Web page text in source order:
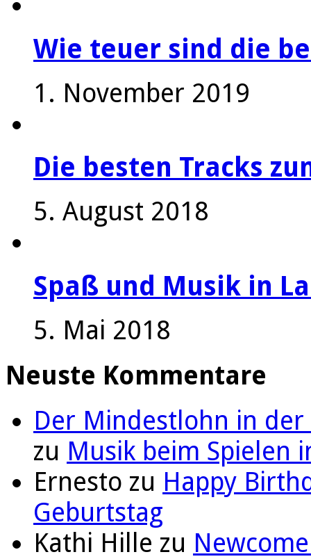
Wie teuer sind die
1. November 2019
Die besten Tracks
5. August 2018
Spaß und Musik in
5. Mai 2018
Neuste Kommentare
Der Mindestlohn in der
zu Musik beim Spielen
Ernesto zu Happy
Geburtstag
Kathi Hille zu